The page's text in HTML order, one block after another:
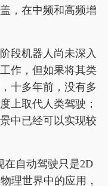
，在中频和高频增
段机器人尚未深入
作，但如果将其类
十多年前，没有多
上取代人类驾驶；
中已经可以实现较
在自动驾驶只是2D
理世界中的应用，